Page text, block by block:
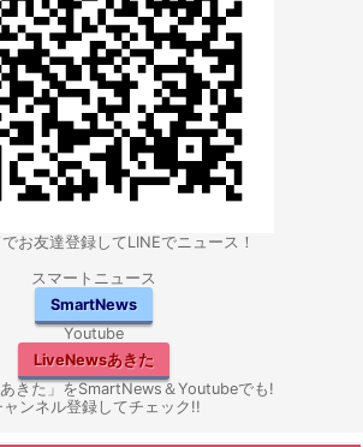
お友達登録してLINEでニュース！
スマートニュース
SmartNews
Youtube
LiveNewsあきた
あきた」をSmartNews＆Youtubeでも!
ャンネル登録してチェック!!